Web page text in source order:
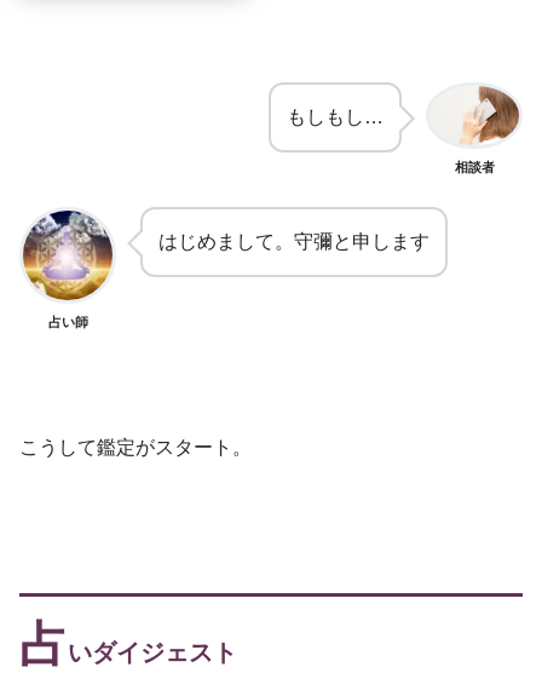
もしもし…
相談者
占い師
はじめまして。守彌と申します
こうして鑑定がスタート。
占いダイジェスト